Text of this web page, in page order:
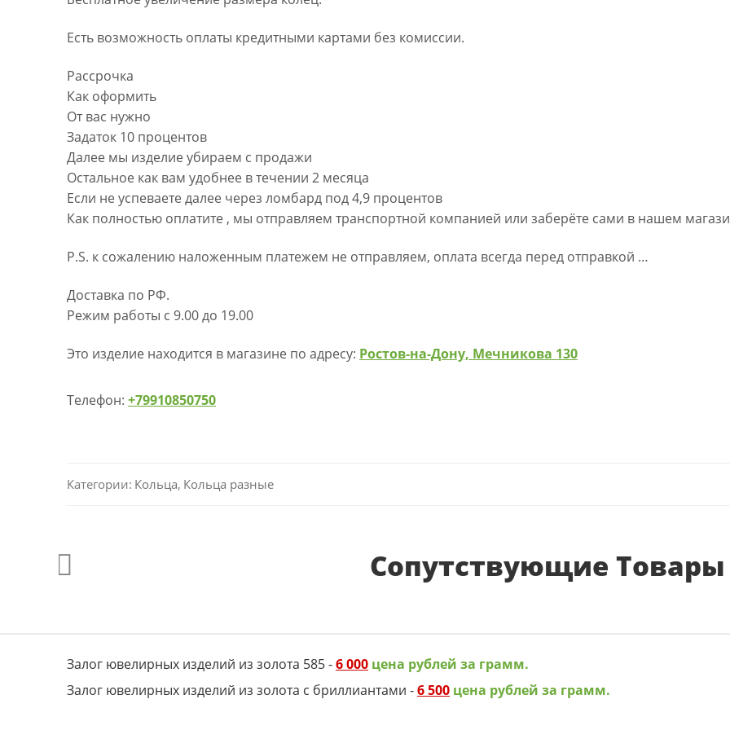
Есть возможность оплаты кредитными картами без комиссии.
Рассрочка
Как оформить
От вас нужно
Задаток 10 процентов
Далее мы изделие убираем с продажи
Остальное как вам удобнее в течении 2 месяца
Если не успеваете далее через ломбард под 4,9 процентов
Как полностью оплатите , мы отправляем транспортной компанией или заберёте сами в нашем
P.S. к сожалению наложенным платежем не отправляем, оплата всегда перед отправкой …
Доставка по РФ.
Режим работы с 9.00 до 19.00
Это изделие находится в магазине по адресу: Ростов-на-Дону, Мечникова 130
Телефон: +79910850750
Категории: Кольца, Кольца разные
Сопутствующие Товары
Залог ювелирных изделий из золота 585 -6 000 цена рублей за грамм.
Залог ювелирных изделий из золота с бриллиантами -6 500 цена рублей за грамм.